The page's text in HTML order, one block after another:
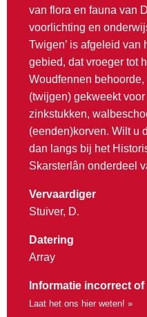
van flora en fauna van
voorlichting en
Twigen’ is afgeleid van
gebied, dat vroeger tot
Woudfennen
(twijgen) gekweekt
zinkstukken,
(eenden)korven. Wilt u
dan langs bij het
Skarsterlân onderdeel
Vervaardiger
Stuiver, D.
Datering
Array
Informatie incorrect
Laat het ons hier weten! »